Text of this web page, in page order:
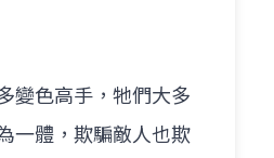
變色高手，牠們大多
一體，欺騙敵人也欺